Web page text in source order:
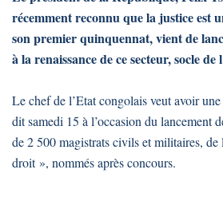
récemment reconnu que la justice est
son premier quinquennat, vient de
à la renaissance de ce secteur, socle
Le chef de l’Etat congolais veut avoir
dit samedi 15 à l’occasion du lancement
de 2 500 magistrats civils et militaires,
droit », nommés après concours.